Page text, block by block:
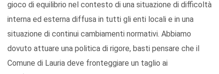
gioco di equilibrio nel contesto di una situazione di difficoltà
interna ed esterna diffusa in tutti gli enti locali e in una
situazione di continui cambiamenti normativi. Abbiamo
dovuto attuare una politica di rigore, basti pensare che il
Comune di Lauria deve fronteggiare un taglio ai